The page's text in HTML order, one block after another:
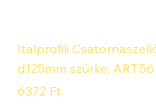
Italprofili
d125mm szürke; ART.56
Ár
6372 Ft